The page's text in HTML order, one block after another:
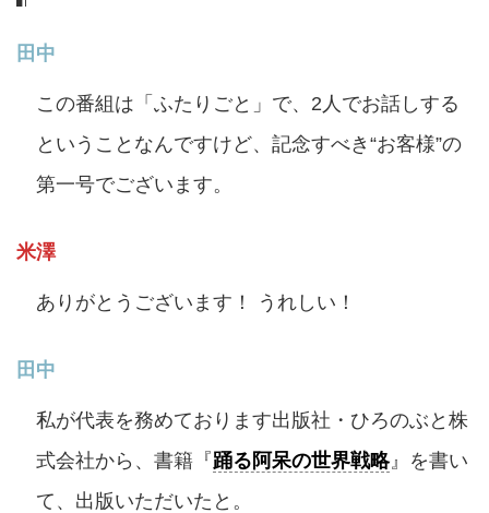
田中
この番組は「ふたりごと」で、2人でお話しする
ということなんですけど、記念すべき“お客様”の
第一号でございます。
米澤
ありがとうございます！ うれしい！
田中
私が代表を務めております出版社・ひろのぶと株
式会社から、書籍『踊る阿呆の世界戦略』を書い
て、出版いただいたと。